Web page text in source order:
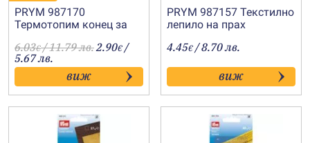
PRYM 987170
Термотопим конец за
6.03€/ 11.79 лв.2.90€ /
5.67 лв.
виж
PRYM 987157 Текстилно
лепило на прах
4.45€ / 8.70 лв.
виж